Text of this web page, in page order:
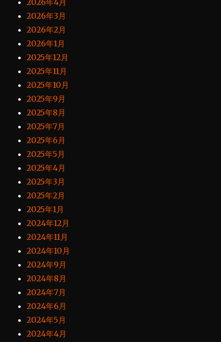
2026年4月
2026年3月
2026年2月
2026年1月
2025年12月
2025年11月
2025年10月
2025年9月
2025年8月
2025年7月
2025年6月
2025年5月
2025年4月
2025年3月
2025年2月
2025年1月
2024年12月
2024年11月
2024年10月
2024年9月
2024年8月
2024年7月
2024年6月
2024年5月
2024年4月